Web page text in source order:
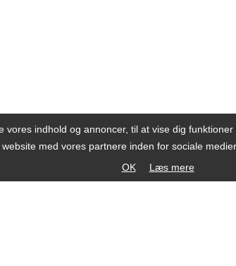
vores indhold og annoncer, til at vise dig
med vores partnere inden for sociale
OK
Læs mere